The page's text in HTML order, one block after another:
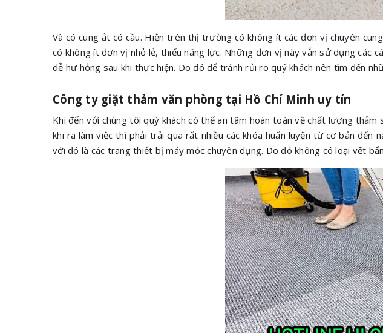
Và có cung ắt có cầu. Hiện trên thị trường có không ít các đơn vị chuyên
có không ít đơn vị nhỏ lẻ, thiếu năng lực. Những đơn vị này vẫn sử dụng các
dễ hư hỏng sau khi thực hiện. Do đó để tránh rủi ro quý khách nên tìm đến
Công ty giặt thảm văn phòng tại Hồ Chí Minh uy tín
Khi đến với chúng tôi quý khách có thể an tâm hoàn toàn về chất lượng
khi ra làm việc thì phải trải qua rất nhiều các khóa huấn luyện từ cơ bản
với đó là các trang thiết bị máy móc chuyên dụng. Do đó không có loại vết